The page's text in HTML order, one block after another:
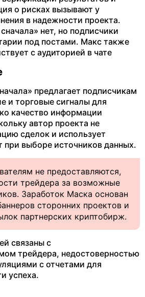
о рисках вызывают у
в надежности проекта.
нет, но подписчики
под постами. Макс также
с аудиторией в чате
предлагает подписчикам
и торговые сигналы для
качество информации
автор проекта не
сделок и использует
при выборе источников данных.
не предоставляются,
трейдера за возможные
Заработок Маска основан
сторонних проектов и
партнерских криптобирж.
связаны с
трейдера, недостоверностью
с отчетами для
успеха.